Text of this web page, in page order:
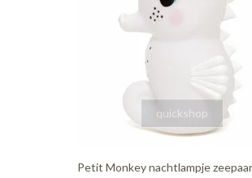
quickshop
Petit Monkey nachtlampje